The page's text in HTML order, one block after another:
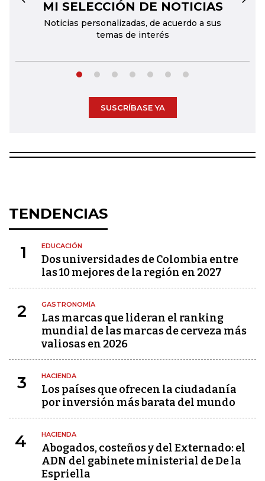
MI SELECCIÓN DE NOTICIAS
Noticias personalizadas, de acuerdo a sus
temas de interés
← →
SUSCRÍBASE YA
TENDENCIAS
1 EDUCACIÓN
Dos universidades de Colombia entre
las 10 mejores de la región en 2027
2 GASTRONOMÍA
Las marcas que lideran el ranking
mundial de las marcas de cerveza más
valiosas en 2026
3 HACIENDA
Los países que ofrecen la ciudadanía
por inversión más barata del mundo
4 HACIENDA
Abogados, costeños y del Externado: el
ADN del gabinete ministerial de De la
Espriella